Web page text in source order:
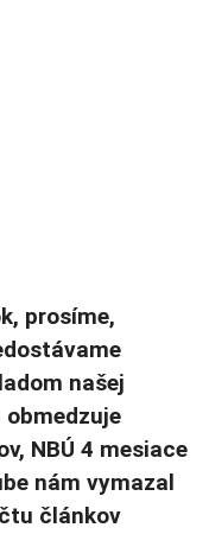
prosíme,
našej
obmedzuje
NBÚ 4 mesiace
nám vymazal
článkov